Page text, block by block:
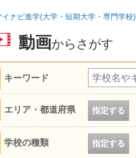
イナビ進学(大学・短期大学・専門学校)
動画からさがす
キーワード
エリア・都道府県 指定する
学校の種類 指定する